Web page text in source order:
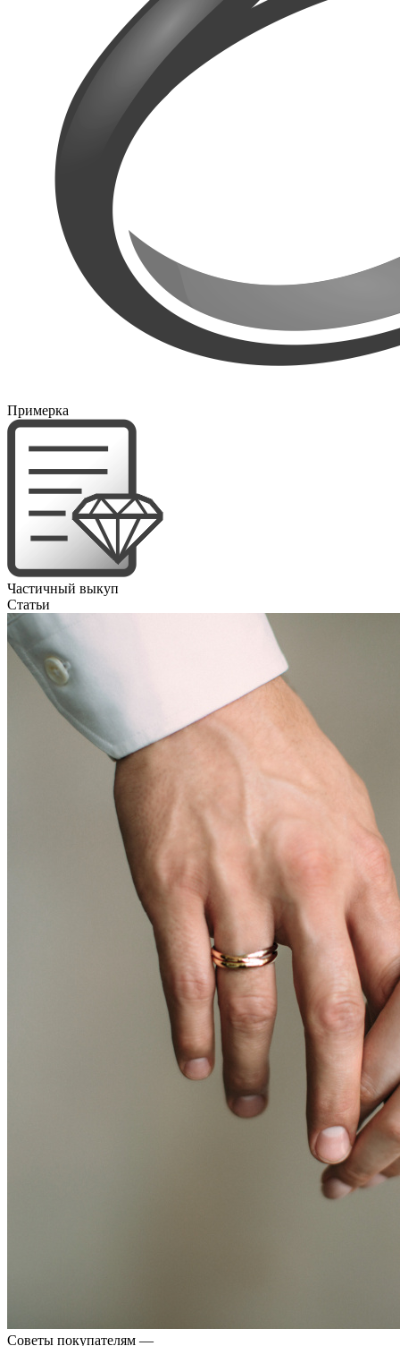
Примерка
Частичный выкуп
Статьи
Советы покупателям —